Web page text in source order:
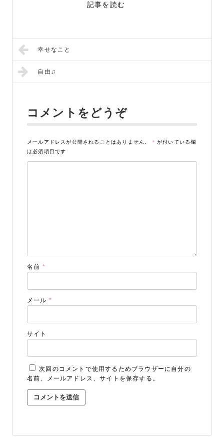
STUDIO事業部
PHOTO STUDIO KANEKO
tel.025-752-3127
記事を読む
幸せなこと
自由♫
コメントをどうぞ
メールアドレスが公開されることはありません。 * が付いている欄
は必須項目です
名前 *
メール *
サイト
次回のコメントで使用するためブラウザーに自分の
名前、メールアドレス、サイトを保存する。